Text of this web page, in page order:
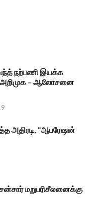
நற்பணி இயக்க
அறிமுக – ஆலோசனை
அதிரடி, “ஆபரேஷன்
மறுபரிசீலனைக்கு